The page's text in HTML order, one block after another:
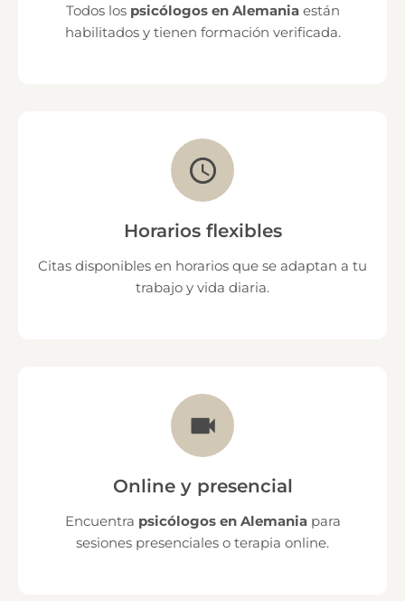
Todos los psicólogos en Alemaniaestán
habilitados y tienen formación verificada.
Horarios flexibles
Citas disponibles en horarios que se adaptan a tu
trabajo y vida diaria.
Online y presencial
Encuentra psicólogos en Alemaniapara
sesiones presenciales o terapia online.